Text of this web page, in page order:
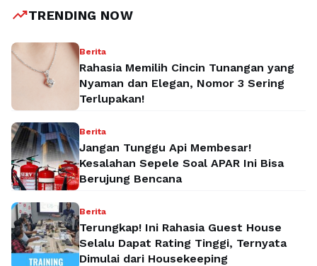
trending_upTRENDING NOW
Berita
Rahasia Memilih Cincin Tunangan yang
Nyaman dan Elegan, Nomor 3 Sering
Terlupakan!
Berita
Jangan Tunggu Api Membesar!
Kesalahan Sepele Soal APAR Ini Bisa
Berujung Bencana
Berita
Terungkap! Ini Rahasia Guest House
Selalu Dapat Rating Tinggi, Ternyata
Dimulai dari Housekeeping